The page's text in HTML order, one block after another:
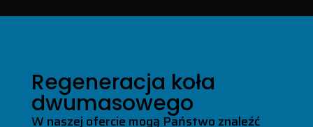
Regeneracja koła
dwumasowego
W naszej ofercie mogą Państwo znaleźć